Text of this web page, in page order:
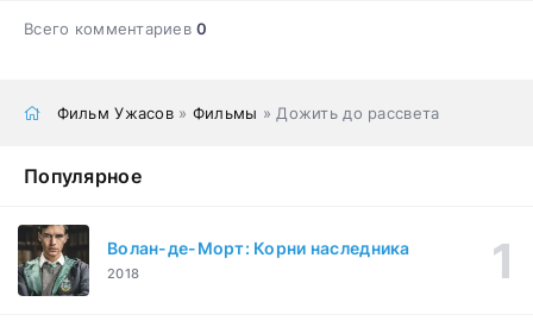
Всего комментариев0
Фильм Ужасов» Фильмы » Дожить до рассвета
Популярное
Волан-де-Морт: Корни наследника
2018